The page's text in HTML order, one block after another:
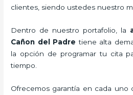
clientes, siendo ustedes nuestro
Dentro de nuestro portafolio, la
Cañon del Padre tiene alta
la opción de programar tu cita
tiempo.
Ofrecemos garantía en cada uno